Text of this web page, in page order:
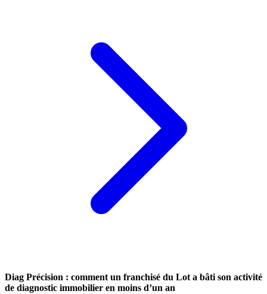
Diag Précision : comment un franchisé du Lot a bâti son activité
de diagnostic immobilier en moins d’un an